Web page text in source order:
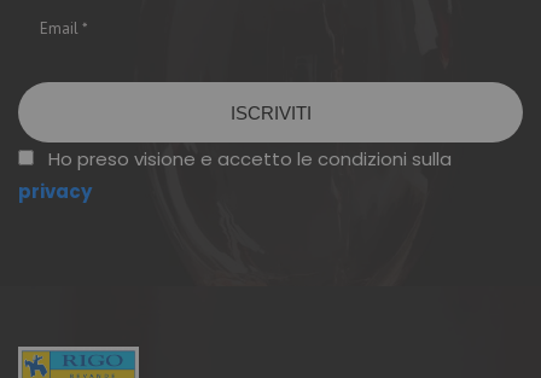
VuotoHo preso visione e accetto le condizioni sulla
privacy